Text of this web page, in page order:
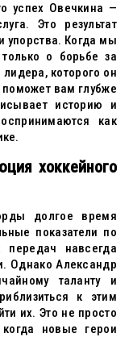
успех Овечкина —
Это результат
упорства. Когда мы
о борьбе за
которого он
поможет вам глубже
историю и
как
хоккейного
долгое время
показатели по
передач навсегда
Однако Александр
таланту и
к этим
их. Это не просто
новые герои